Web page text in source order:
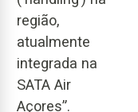
região,
atualmente
integrada na
SATA Air
Açores”.